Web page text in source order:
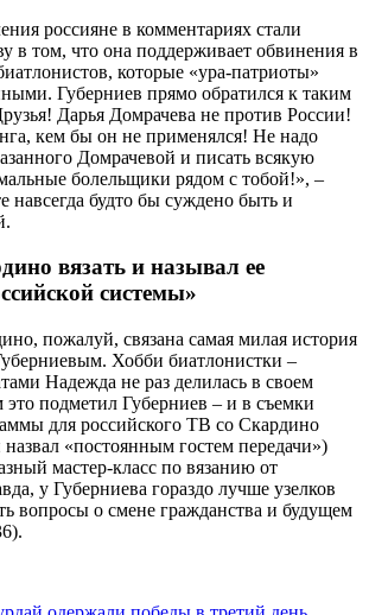
россияне в комментариях стали
в том, что она поддерживает обвинения в
которые «ура-патриоты»
Губерниев прямо обратился к таким
Дарья Домрачева не против России!
кем бы он не применялся! Не надо
Домрачевой и писать всякую
болельщики рядом с тобой!», –
навсегда будто бы суждено быть и
вязать и называл ее
системы»
пожалуй, связана самая милая история
Хобби биатлонистки –
Надежда не раз делилась в своем
подметил Губерниев – и в съемки
для российского ТВ со Скардино
«постоянным гостем передачи»)
мастер-класс по вязанию от
у Губерниева гораздо лучше узелков
вопросы о смене гражданства и будущем